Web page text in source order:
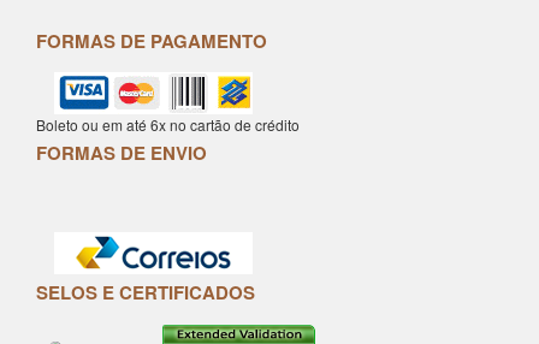
FORMAS DE PAGAMENTO
Boleto ou em até 6x no cartão de crédito
FORMAS DE ENVIO
SELOS E CERTIFICADOS